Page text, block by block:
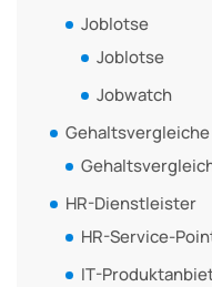
Joblotse
Joblotse
Jobwatch
Gehaltsvergleiche
HR-Dienstleister
HR-Service-
IT-